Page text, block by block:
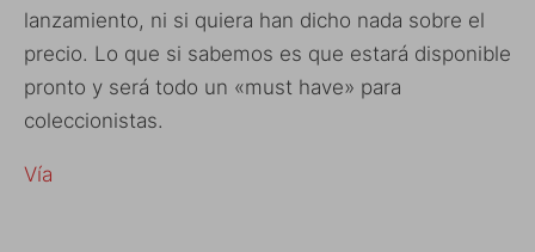
lanzamiento, ni si quiera han dicho nada sobre el
precio. Lo que si sabemos es que estará disponible
pronto y será todo un «must have» para
coleccionistas.
Vía